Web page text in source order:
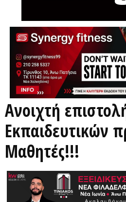
Ανοιχτή
Eκπαιδευτικών
Μαθητές!!!